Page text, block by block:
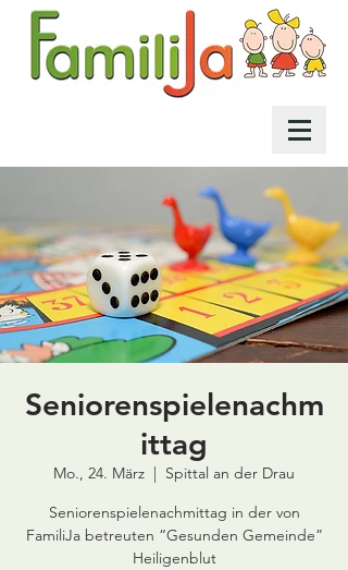
Seniorenspielenachm
ittag
Mo., 24. März
  |
Spittal an der Drau
Seniorenspielenachmittag in der von
FamiliJa betreuten “Gesunden Gemeinde”
Heiligenblut